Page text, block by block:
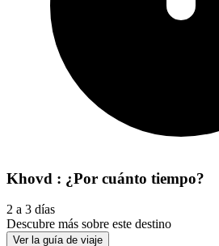
Khovd : ¿Por cuánto tiempo?
2 a 3 días
Descubre más sobre este destino
Ver la guía de viaje